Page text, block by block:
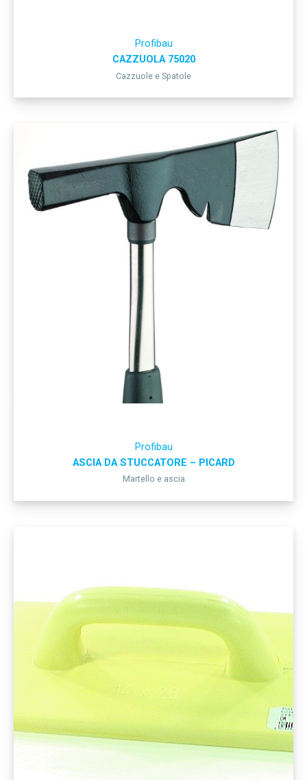
Profibau
CAZZUOLA 75020
Cazzuole e Spatole
Profibau
ASCIA DA STUCCATORE – PICARD
Martello e ascia